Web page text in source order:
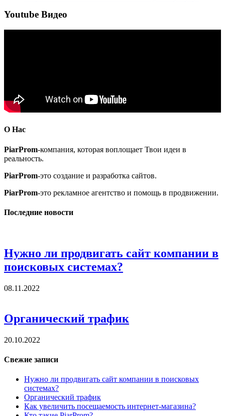
Youtube Видео
О Нас
PiarProm-компания, которая воплощает Твои идеи в
реальность.
PiarProm-это создание и разработка сайтов.
PiarProm-это рекламное агентство и помощь в продвижении.
Последние новости
Нужно ли продвигать сайт компании в
поисковых системах?
08.11.2022
Органический трафик
20.10.2022
Свежие записи
Нужно ли продвигать сайт компании в поисковых
системах?
Органический трафик
Как увеличить посещаемость интернет-магазина?